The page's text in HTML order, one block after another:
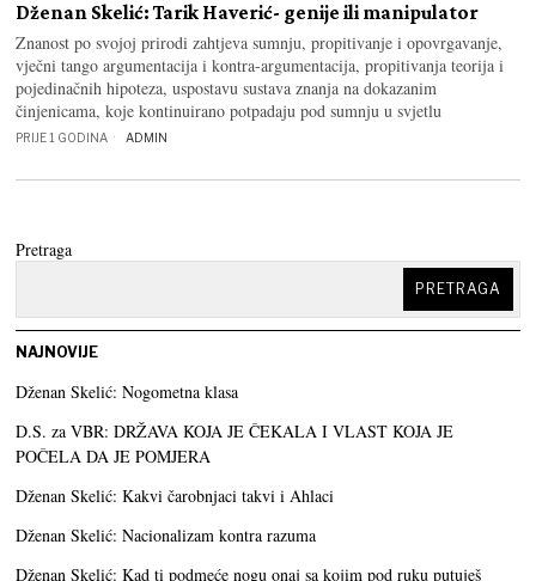
Dženan Skelić: Tarik Haverić- genije ili manipulator
Znanost po svojoj prirodi zahtjeva sumnju, propitivanje i opovrgavanje,
vječni tango argumentacija i kontra-argumentacija, propitivanja teorija i
pojedinačnih hipoteza, uspostavu sustava znanja na dokazanim
činjenicama, koje kontinuirano potpadaju pod sumnju u svjetlu
PRIJE 1 GODINA ADMIN
Pretraga
PRETRAGA
NAJNOVIJE
Dženan Skelić: Nogometna klasa
D.S. za VBR: DRŽAVA KOJA JE ČEKALA I VLAST KOJA JE
POČELA DA JE POMJERA
Dženan Skelić: Kakvi čarobnjaci takvi i Ahlaci
Dženan Skelić: Nacionalizam kontra razuma
Dženan Skelić: Kad ti podmeće nogu onaj sa kojim pod ruku putuješ